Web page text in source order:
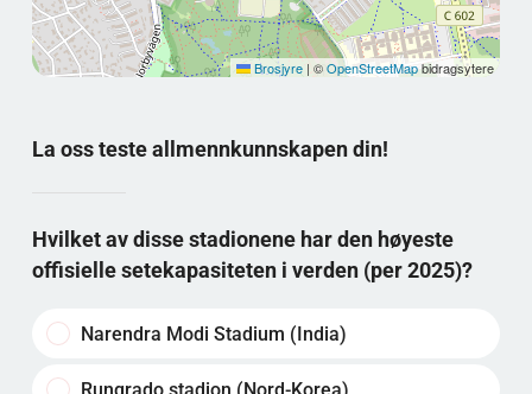
Brosjyre | ©OpenStreetMapbidragsytere
La oss teste allmennkunnskapen din!
Hvilket av disse stadionene har den høyeste
offisielle setekapasiteten i verden (per 2025)?
Narendra Modi Stadium (India)
Rungrado stadion (Nord-Korea)